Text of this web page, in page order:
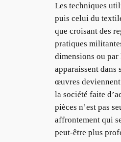
Les techniques
puis celui du
que croisant des
pratiques
dimensions ou
apparaissent dans
œuvres deviennent
la société faite
pièces n’est pas
affrontement qui
peut-être plus